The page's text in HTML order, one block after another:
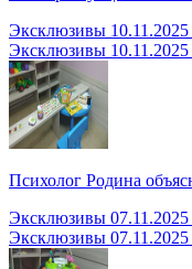
Эксклюзивы
Эксклюзивы
Психолог Родина
Эксклюзивы
Эксклюзивы